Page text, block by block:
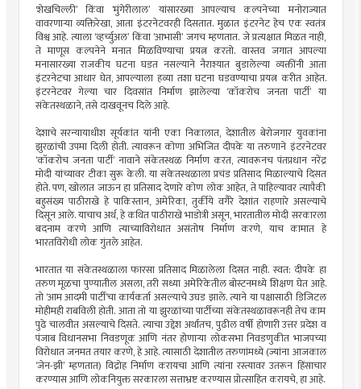
'शेखचिल्ली’ किंवा ‘मुंगेरीलाल’ यांसारख्या आपल्याच कल्पनेच्या मनोराज्यात
वावरणार्‍या व्यक्तिरेखा, आता इंटरनेटवरही दिसतात. मुळात इंटरनेट हेच एक स्वतंत्र
विश्व आहे. त्याला ‘व्हर्च्युअल’ किंवा ‘आभासी’ जगच म्हणतात. जे प्रत्यक्षात मिळत नाही,
ते माणूस कल्पनेने मनात मिळविण्याचा प्रयत्न करतो. वास्तव जगात आपल्या
मनासारख्या राजकीय घटना घडत नसल्याने नैराश्यात बुडालेल्या व्यक्तींनी आता
इंटरनेटचा आधार घेत, आपल्याला हव्या तशा घटना घडवण्याचा प्रयत्न करीत आहेत.
इंटरनेटवर गेल्या चार दिवसांत निर्माण झालेल्या ‘कॉकरोच जनता पार्टी’ या
संकेतस्थळाने, तसे दाखवूनच दिले आहे.
देशाचे सरन्यायाधीश सूर्यकांत यांनी एका निकालात, देशातील बेरोजगार युवकांना
झुरळांची उपमा दिली होती. त्यावरून कोणा अभिजित दीपके या तरुणाने इंटरनेटवर
‘कॉकरोच जनता पार्टी’ नावाने संकेतस्थळ निर्माण करत, त्यावरूनच पंतप्रधान नरेंद्र
मोदी यांच्यावर टीका सुरू केली. या संकेतस्थळाला प्रचंड प्रतिसाद मिळाल्याचे दिसत
होते. पण, खोलात जाऊन हा प्रतिसाद देणारे कोण लोक आहेत, ते पाहिल्यावर त्यापैकी
बहुसंख्य पाठीराखे हे पाकिस्तान, अमेरिका, तुर्कीये वगैरे देशांत राहणारे असल्याचे
दिसून आले. याचाच अर्थ, हे कथित पाठीराखे भाडोत्री असून, भारतातील मोदी सरकारला
बदनाम करणे आणि त्याच्याविरोधात असंतोष निर्माण करणे, याच कामात हे
भारतविरोधी लोक गुंतले आहेत.
भारतात या संकेतस्थळाला फारसा प्रतिसाद मिळालेला दिसत नाही. स्वत: दीपके हा
तरुण मूळचा पुण्यातील असला, तरी सध्या अमेरिकेतील बोस्टनमध्ये शिक्षण घेत आहे.
तो ‘आम आदमी पार्टी’चा कार्यकर्ता असल्याचे उघड झाले. त्याने या पक्षासाठी डिजिटल
मोहीमही राबविली होती. आता तो या झुरळांच्या पार्टीच्या संकेतस्थळावरूनही तेच काम
पुढे चालवीत असल्याचे दिसते. त्याचा उद्देश अर्थातच, पुढील वर्षी होणारी उत्तर प्रदेश व
पंजाब विधानसभा निवडणूक आणि नंतर होणार्‍या लोकसभा निवडणुकीत भाजपच्या
विरोधात जनमत तयार करणे, हे आहे. त्यासाठी देशातील तरुणांमध्ये (ज्यांना आजकाल
‘जेन-झी’ म्हणतात) विद्रोह निर्माण करायचा आणि त्यांना रस्त्यावर उतरून हिंसाचार
करण्यास आणि लोकनियुक्त सरकारला सत्ताभ्रष्ट करण्यास प्रोत्साहित करायचे, हा आहे.